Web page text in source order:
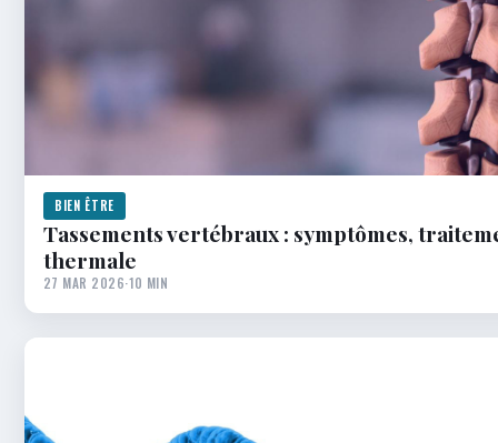
BIEN ÊTRE
Tassements vertébraux : symptômes,
thermale
27 MAR 2026·10 MIN